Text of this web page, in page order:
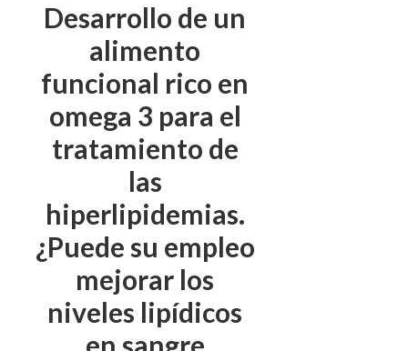
Desarrollo de un
alimento
funcional rico en
omega 3 para el
tratamiento de
las
hiperlipidemias.
¿Puede su empleo
mejorar los
niveles lipídicos